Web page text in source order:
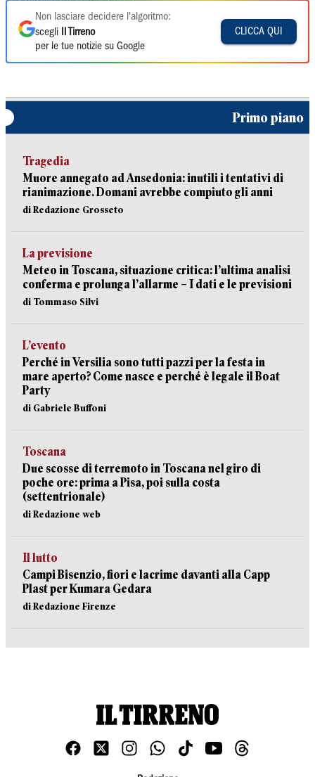
Non lasciare decidere l'algoritmo:
scegli
Il Tirreno
per le tue notizie su Google
CLICCA QUI
Primo piano
Tragedia
Muore annegato ad Ansedonia: inutili i tentativi di
rianimazione. Domani avrebbe compiuto gli anni
di Redazione Grosseto
La previsione
Meteo in Toscana, situazione critica: l’ultima analisi
conferma e prolunga l’allarme – I dati e le previsioni
di Tommaso Silvi
L’evento
Perché in Versilia sono tutti pazzi per la festa in
mare aperto? Come nasce e perché è legale il Boat
Party
di Gabriele Buffoni
Toscana
Due scosse di terremoto in Toscana nel giro di
poche ore: prima a Pisa, poi sulla costa
(settentrionale)
di Redazione web
Il lutto
Campi Bisenzio, fiori e lacrime davanti alla Capp
Plast per Kumara Gedara
di Redazione Firenze